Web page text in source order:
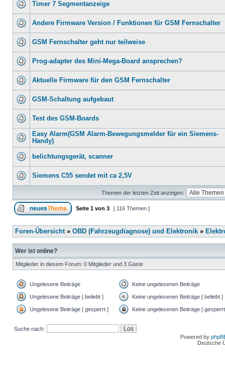
Timer 7 Segmentanzeige
Andere Firmware Version / Funktionen für GSM Fernschalter
GSM Fernschalter geht nur teilweise
Prog-adapter des Mini-Mega-Board ansprechen?
Aktuelle Firmware für den GSM Fernschalter
GSM-Schaltung aufgebaut
Test des GSM-Boards
Easy Alarm(GSM Alarm-Bewegungsmelder für ein Siemens-
Handy)
belichtungsgerät, scanner
Siemens C55 sendet mit ca 2,5V
Themen der letzten Zeit anzeigen:
Seite 1 von 3 [ 116 Themen ]
Foren-Übersicht» OBD (Fahrzeugdiagnose) und Elektronik »
Wer ist online?
Mitglieder in diesem Forum: 0 Mitglieder und 3 Gäste
Ungelesene Beiträge Keine ungelesenen Beiträge
Ungelesene Beiträge [ beliebt ] Keine ungelesenen Beiträge [ beliebt ]
Ungelesene Beiträge [ gesperrt ] Keine ungelesenen Beiträge [
Suche nach:
Powered by
Deutsche